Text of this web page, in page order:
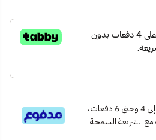
الصغيرة
مناسب لضمان أداء سلس وطول
قسم دفعاتك بطريقة ميسرة إلى 4 وحتى 6 دفعات،
مع الشريعة السمحة